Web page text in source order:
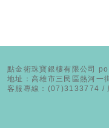
點金術珠寶銀樓有限公司
地址：高雄市三民區熱河一
客服專線：(07)3133774 /